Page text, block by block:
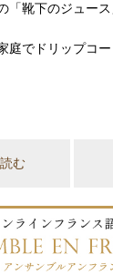
「靴下のジュース
庭でドリップコ
む